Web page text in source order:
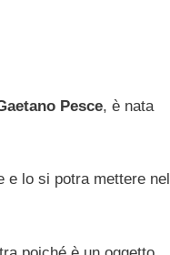
Pesce, è nata
e lo si potra mettere nel